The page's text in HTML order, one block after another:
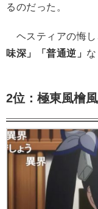
るのだった。
ヘスティアの悔し
味深」「普通逆」
2位：極東風檜